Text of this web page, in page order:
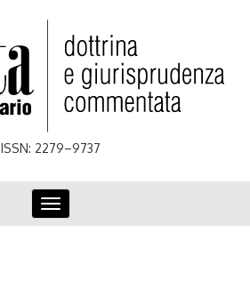
ISSN: 2279–9737
Toggle
navigation